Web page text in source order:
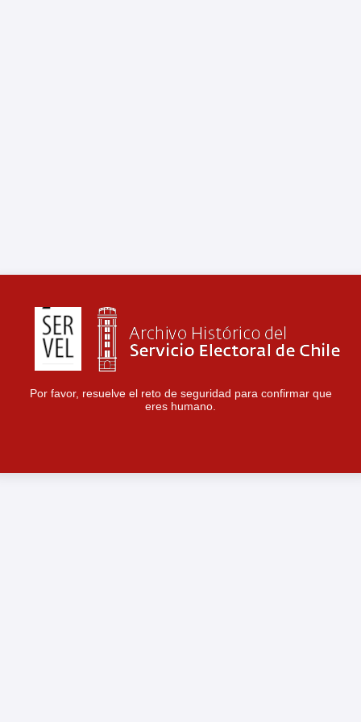
Por favor, resuelve el reto de seguridad para confirmar que
eres humano.